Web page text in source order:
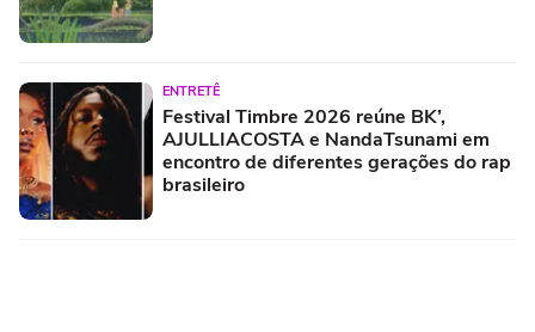
ENTRETÊ
Festival Timbre 2026 reúne BK’,
AJULLIACOSTA e NandaTsunami em
encontro de diferentes gerações do rap
brasileiro